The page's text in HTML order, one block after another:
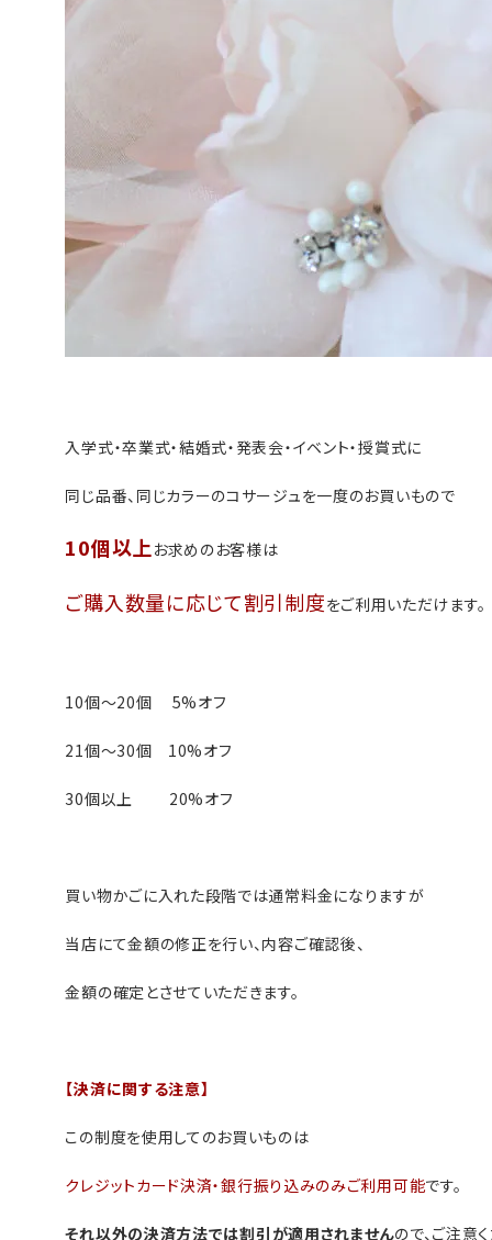
入学式・卒業式・結婚式・発表会・イベント・授賞式に
同じ品番、同じカラーのコサージュを一度のお買いもので
10個以上お求めのお客様は
ご購入数量に応じて割引制度をご利用いただけます。
10個～20個 5%オフ
21個～30個 10%オフ
30個以上 20%オフ
買い物かごに入れた段階では通常料金になりますが
当店にて金額の修正を行い、内容ご確認後、
金額の確定とさせていただきます。
【決済に関する注意】
この制度を使用してのお買いものは
クレジットカード決済・銀行振り込みのみご利用可能です。
それ以外の決済方法では割引が適用されませんので、ご注意